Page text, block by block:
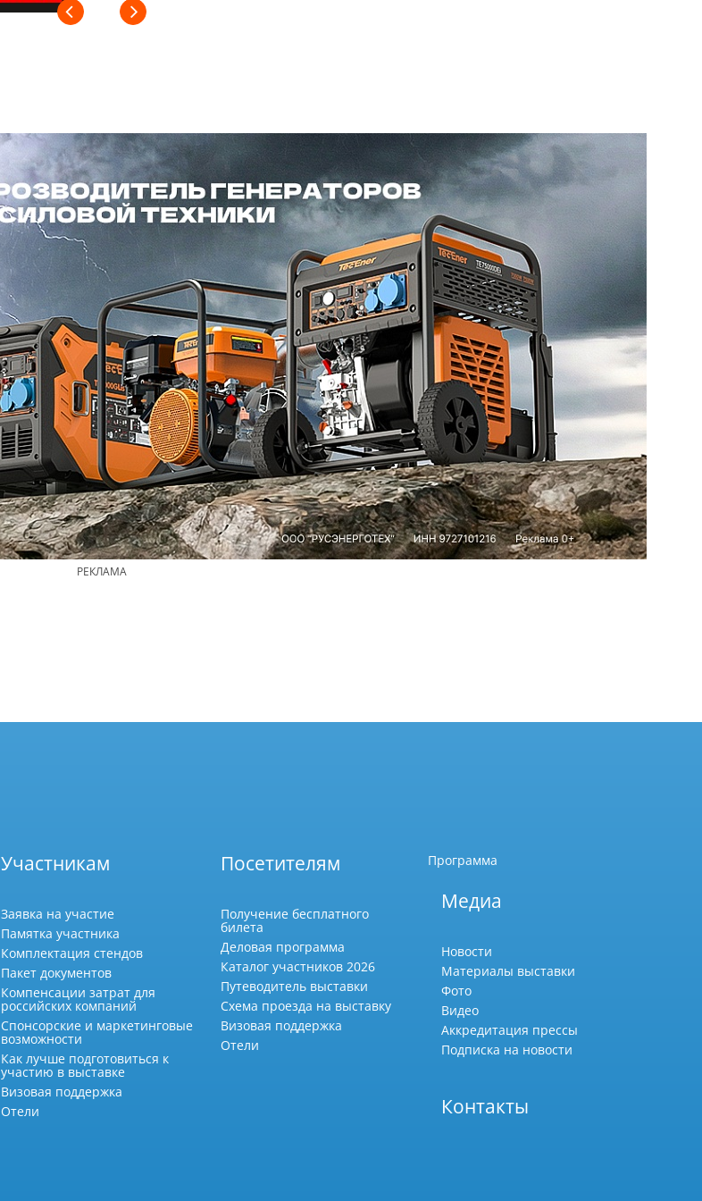
РЕКЛАМА
Участникам
Заявка на участие
Памятка участника
Комплектация стендов
Пакет документов
Компенсации затрат для
российских компаний
Спонсорские и маркетинговые
возможности
Как лучше подготовиться к
участию в выставке
Визовая поддержка
Отели
Посетителям
Получение бесплатного
билета
Деловая программа
Каталог участников 2026
Путеводитель выставки
Схема проезда на выставку
Визовая поддержка
Отели
Программа
Медиа
Новости
Материалы выставки
Фото
Видео
Аккредитация прессы
Подписка на новости
Контакты